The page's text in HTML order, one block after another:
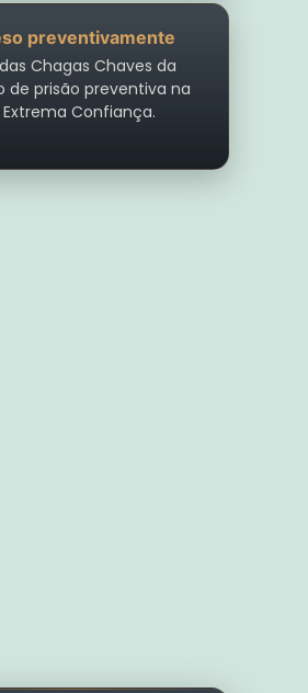
preventivamente
Chagas Chaves da
de prisão preventiva na
Confiança.